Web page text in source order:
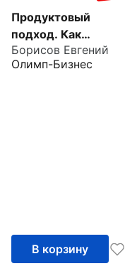
Продуктовый
подход. Как
создавать
продукты, которые
Борисов Евгений
Олимп-Бизнес
В корзину